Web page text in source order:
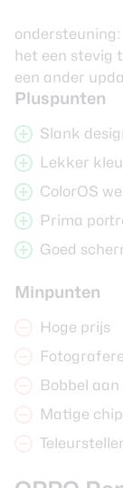
het een stevig
een ander
Pluspunten
Slank
Lekker
ColorOS
Prima
Goed
Minpunten
Hoge prijs
Bobbel
Matige